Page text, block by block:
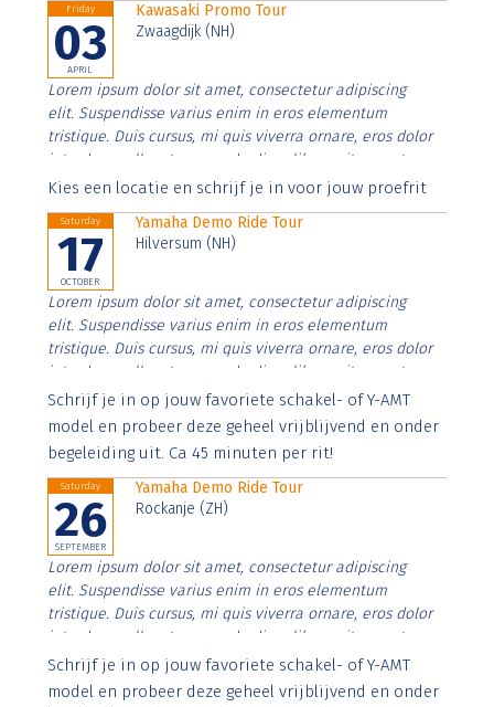
Friday
03
APRIL
Kawasaki Promo Tour
Zwaagdijk (NH)
Lorem ipsum dolor sit amet, consectetur adipiscing
elit. Suspendisse varius enim in eros elementum
tristique. Duis cursus, mi quis viverra ornare, eros dolor
interdum nulla, ut commodo diam libero vitae erat.
Aenean faucibus nibh et justo cursus id rutrum lorem
Kies een locatie en schrijf je in voor jouw proefrit
Saturday
17
OCTOBER
Yamaha Demo Ride Tour
Hilversum (NH)
Lorem ipsum dolor sit amet, consectetur adipiscing
elit. Suspendisse varius enim in eros elementum
tristique. Duis cursus, mi quis viverra ornare, eros dolor
interdum nulla, ut commodo diam libero vitae erat.
Aenean faucibus nibh et justo cursus id rutrum lorem
imperdiet. Nunc ut sem vitae risus tristique posuere.
Schrijf je in op jouw favoriete schakel- of Y-AMT
model en probeer deze geheel vrijblijvend en onder
begeleiding uit. Ca 45 minuten per rit!
Saturday
26
SEPTEMBER
Yamaha Demo Ride Tour
Rockanje (ZH)
Lorem ipsum dolor sit amet, consectetur adipiscing
elit. Suspendisse varius enim in eros elementum
tristique. Duis cursus, mi quis viverra ornare, eros dolor
interdum nulla, ut commodo diam libero vitae erat.
Aenean faucibus nibh et justo cursus id rutrum lorem
imperdiet. Nunc ut sem vitae risus tristique posuere.
Schrijf je in op jouw favoriete schakel- of Y-AMT
model en probeer deze geheel vrijblijvend en onder